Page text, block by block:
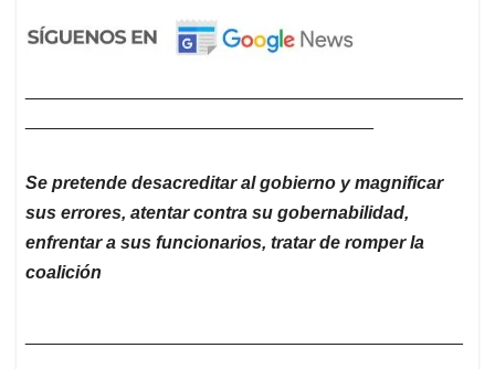
Se pretende desacreditar al gobierno y magnificar
sus errores, atentar contra su gobernabilidad,
enfrentar a sus funcionarios, tratar de romper la
coalición